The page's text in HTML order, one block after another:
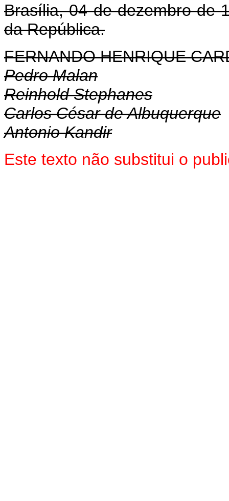
Brasília, 04 de dezembro de
da República.
FERNANDO HENRIQUE
Pedro Malan
Reinhold Stephanes
Carlos César de Albuquerque
Antonio Kandir
Este texto não substitui o